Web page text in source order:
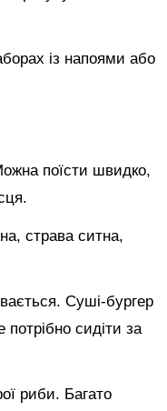
із напоями або
поїсти швидко,
страва ситна,
Суші-бургер
сидіти за
риби. Багато